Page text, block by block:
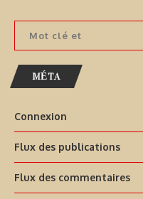
MÉTA
Connexion
Flux des publications
Flux des commentaires